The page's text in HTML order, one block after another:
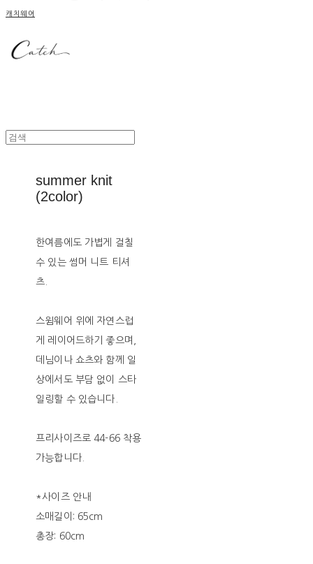
캐치웨어
summer knit
(2color)
한여름에도 가볍게 걸칠
수 있는 썸머 니트 티셔
츠.
스윔웨어 위에 자연스럽
게 레이어드하기 좋으며,
데님이나 쇼츠와 함께 일
상에서도 부담 없이 스타
일링할 수 있습니다.
프리사이즈로 44-66 착용
가능합니다.
*사이즈 안내
소매길이: 65cm
총장: 60cm